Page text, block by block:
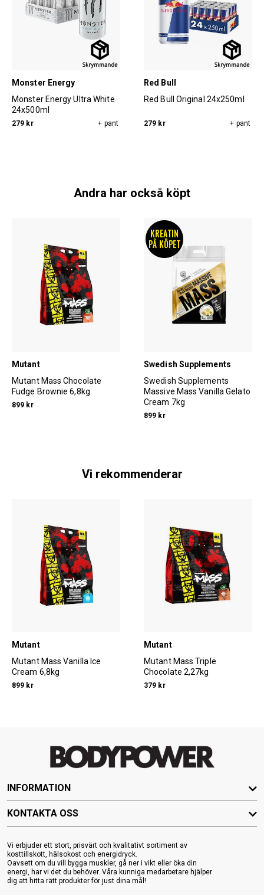
Monster Energy
Monster Energy Ultra White
24x500ml
279 kr + pant
Red Bull
Red Bull Original 24x250ml
279 kr + pant
Andra har också köpt
Mutant
Mutant Mass Chocolate
Fudge Brownie 6,8kg
899 kr
Swedish Supplements
Swedish Supplements
Massive Mass Vanilla Gelato
Cream 7kg
899 kr
Vi rekommenderar
Mutant
Mutant Mass Vanilla Ice
Cream 6,8kg
899 kr
Mutant
Mutant Mass Triple
Chocolate 2,27kg
379 kr
Vi erbjuder ett stort, prisvärt och kvalitativt sortiment av
kosttillskott, hälsokost och energidryck.
Oavsett om du vill bygga muskler, gå ner i vikt eller öka din
energi, har vi det du behöver. Våra kunniga medarbetare hjälper
dig att hitta rätt produkter för just dina mål!
INFORMATION
KONTAKTA OSS